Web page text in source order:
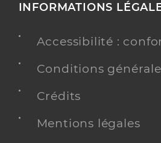
INFORMATIONS
Accessibilité :
Conditions
Crédits
Mentions légales